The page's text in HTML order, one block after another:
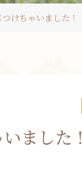
合わせ
けちゃいました！
ました！